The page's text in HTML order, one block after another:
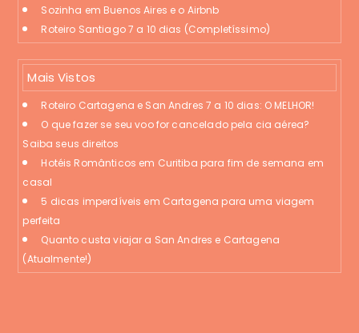
Sozinha em Buenos Aires e o Airbnb
Roteiro Santiago 7 a 10 dias (Completíssimo)
Mais Vistos
Roteiro Cartagena e San Andres 7 a 10 dias: O MELHOR!
O que fazer se seu voo for cancelado pela cia aérea?
Saiba seus direitos
Hotéis Românticos em Curitiba para fim de semana em
casal
5 dicas imperdíveis em Cartagena para uma viagem
perfeita
Quanto custa viajar a San Andres e Cartagena
(Atualmente!)